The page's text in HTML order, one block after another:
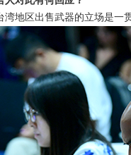
地区出售武器的立场是